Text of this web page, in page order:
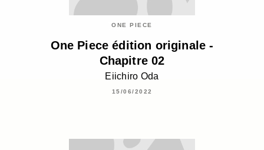
ONE PIECE
One Piece édition originale -
Chapitre 02
Eiichiro Oda
15/06/2022